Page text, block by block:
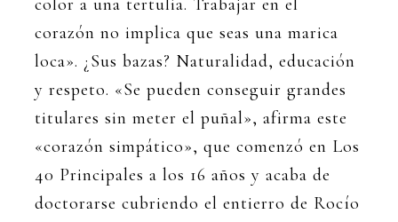
color a una tertulia. Trabajar en el
corazón no implica que seas una marica
loca». ¿Sus bazas? Naturalidad, educación
y respeto. «Se pueden conseguir grandes
titulares sin meter el puñal», afirma este
«corazón simpático», que comenzó en Los
40 Principales a los 16 años y acaba de
doctorarse cubriendo el entierro de Rocío